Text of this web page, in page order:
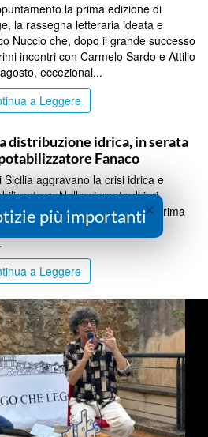
la prima edizione di
la rassegna letteraria ideata e
Nuccio che, dopo il grande successo
incontri con Carmelo Sardo e Attilio
eccezional...
a Leggere
distribuzione idrica, in serata
Fanaco
aggravano la crisi idrica e
Nella giornata di ieri
Castronovo ha raggiunto per prima
il blocco delle attività e
a Leggere
×
più importanti